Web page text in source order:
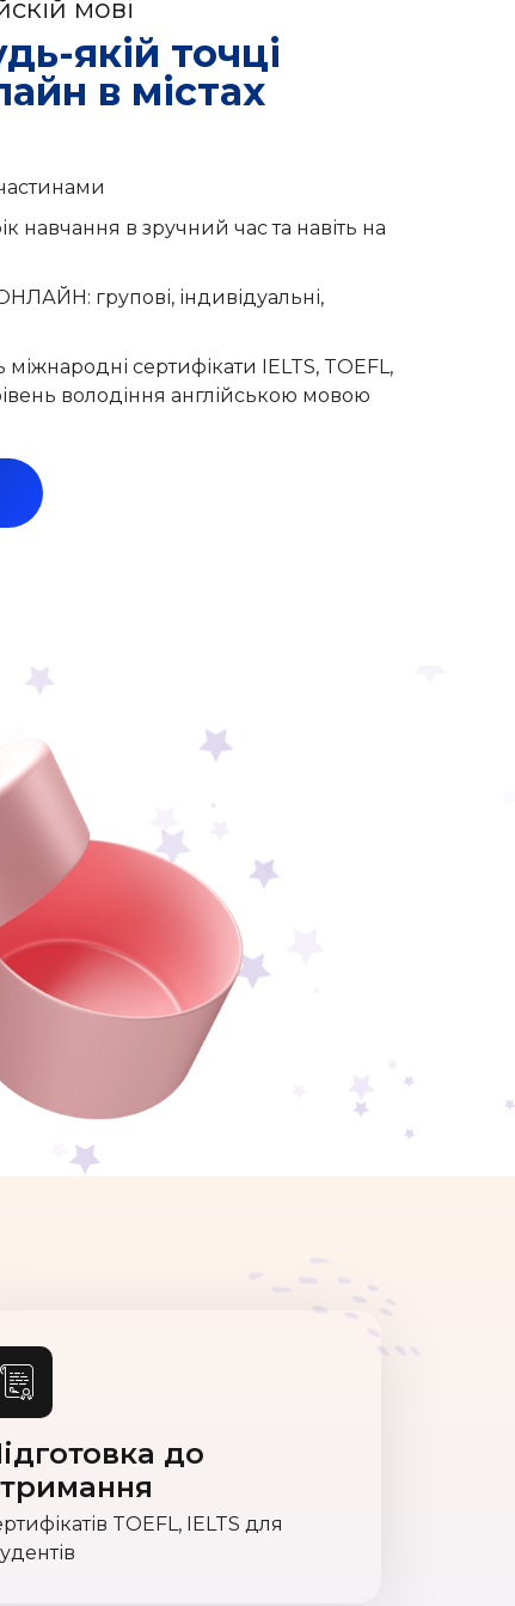
мові
якій точці
в містах
навчання в зручний час та навіть на
групові, індивідуальні,
сертифікати IELTS, TOEFL,
володіння англійською мовою
до
TOEFL, IELTS для